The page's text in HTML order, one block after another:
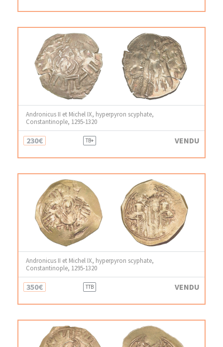
Andronicus II et Michel IX, hyperpyron scyphate,
Constantinople, 1295-1320
230€ TB+ VENDU
Andronicus II et Michel IX, hyperpyron scyphate,
Constantinople, 1295-1320
350€ TTB VENDU